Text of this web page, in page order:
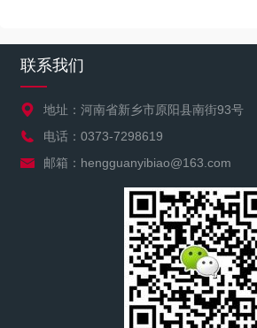
联系我们
地址：河南省新乡市原阳县南街93号
电话：0373-7298619
邮箱：hengguanyibiao@163.com